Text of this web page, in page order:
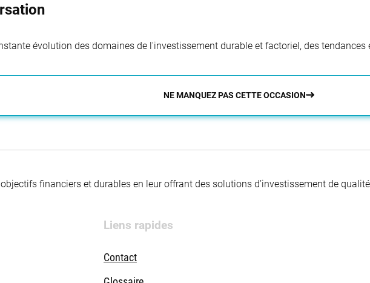
évolution des domaines de l'investissement durable et factoriel, des tendances
NE MANQUEZ PAS CETTE OCCASION
financiers et durables en leur offrant des solutions d’investissement de
Liens rapides
Contact